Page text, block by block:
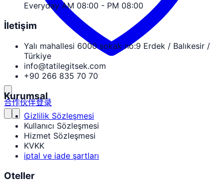
合作伙伴登录
Everyday AM 08:00 - PM 08:00
İletişim
Yalı mahallesi 6000 sokak no:9 Erdek / Balıkesir /
Türkiye
info@tatilegitsek.com
+90 266 835 70 70
Kurumsal
Gizlilik Sözleşmesi
Kullanıcı Sözleşmesi
Hizmet Sözleşmesi
KVKK
iptal ve iade şartları
Oteller